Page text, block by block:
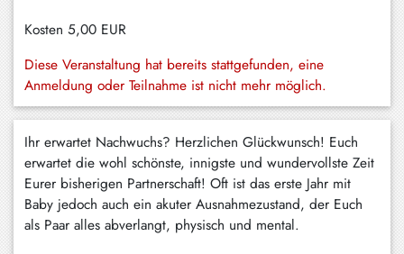
Kosten 5,00 EUR
Diese Veranstaltung hat bereits stattgefunden, eine
Anmeldung oder Teilnahme ist nicht mehr möglich.
Ihr erwartet Nachwuchs? Herzlichen Glückwunsch! Euch
erwartet die wohl schönste, innigste und wundervollste Zeit
Eurer bisherigen Partnerschaft! Oft ist das erste Jahr mit
Baby jedoch auch ein akuter Ausnahmezustand, der Euch
als Paar alles abverlangt, physisch und mental.
Otterfing
Rottach-
Egern
Schaftlach
/
Waakirchen